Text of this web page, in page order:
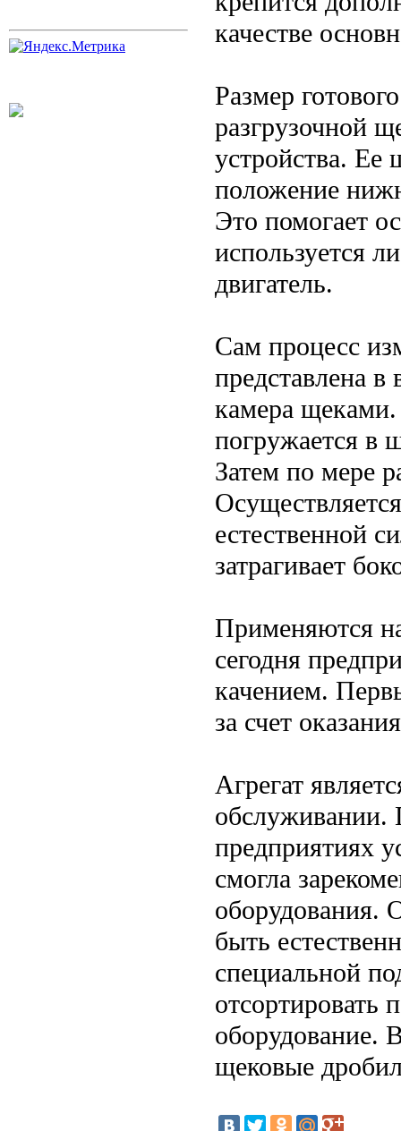
качестве
Размер
разгрузочной
устройства. Ее
положение
Это помогает
используется
двигатель.
Сам процесс
представлена
камера
погружается в
Затем по мере
естественной
затрагивает
Применяются
сегодня
качением.
за счет
Агрегат
обслуживании.
предприятиях
смогла
оборудования.
быть
специальной
отсортировать
оборудование.
щековые